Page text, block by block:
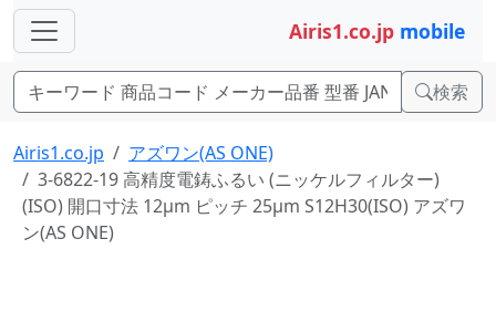
Airis1.co.jp mobile
検索
Airis1.co.jp
アズワン(AS ONE)
3-6822-19 高精度電鋳ふるい (ニッケルフィルター)
(ISO) 開口寸法 12μm ピッチ 25μm S12H30(ISO) アズワ
ン(AS ONE)